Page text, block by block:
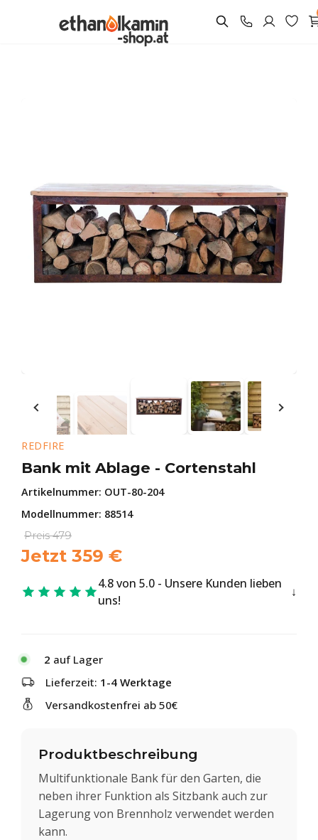
REDFIRE
Bank mit Ablage - Cortenstahl
Artikelnummer: OUT-80-204
Modellnummer: 88514
Preis479
Jetzt 359 €
4.8 von 5.0 - Unsere Kunden lieben
uns!
2 auf Lager
Lieferzeit: 1-4 Werktage
Versandkostenfrei ab 50€
Produktbeschreibung
Multifunktionale Bank für den Garten, die
neben ihrer Funktion als Sitzbank auch zur
Lagerung von Brennholz verwendet werden
kann.